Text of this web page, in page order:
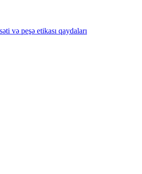
və peşə etikası qaydaları